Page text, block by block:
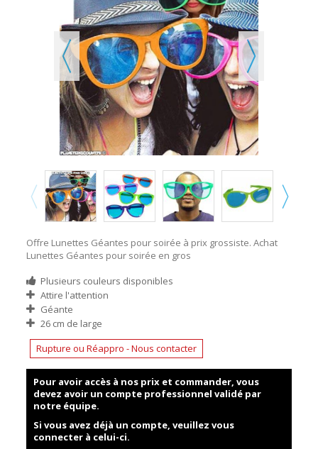
Offre Lunettes Géantes pour soirée à prix grossiste. Achat
Lunettes Géantes pour soirée en gros
Plusieurs couleurs disponibles
Attire l'attention
Géante
26 cm de large
Rupture ou Réappro - Nous contacter
Pour avoir accès à nos prix et commander, vous
devez avoir un compte professionnel validé par
notre équipe.
Si vous avez déjà un compte, veuillez vous
connecter à celui-ci.